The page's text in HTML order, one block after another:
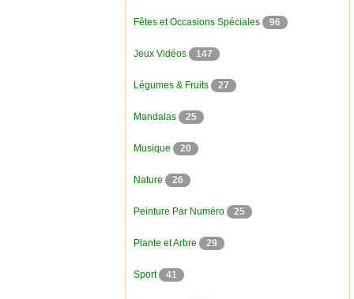
Fêtes et Occasions Spéciales 96
Jeux Vidéos 147
Légumes & Fruits 27
Mandalas 25
Musique 20
Nature 26
Peinture Par Numéro 25
Plante et Arbre 29
Sport 41